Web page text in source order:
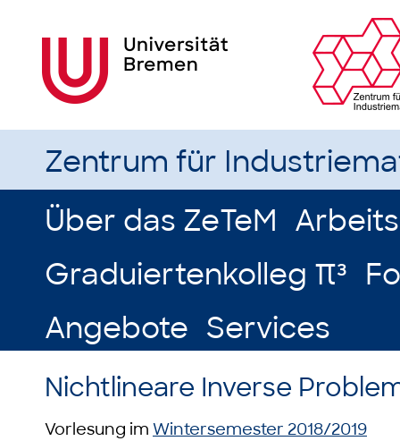
Zentrum für
Über das ZeTeM
Graduiertenkolleg π³
Angebote Services
Nichtlineare Inverse
Vorlesung im Wintersemester 2018/2019